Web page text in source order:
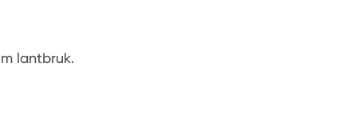
lantbruk.